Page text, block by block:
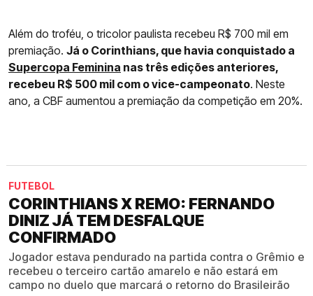
Além do troféu, o tricolor paulista recebeu R$ 700 mil em
premiação. Já o Corinthians, que havia conquistado a
Supercopa Feminina nas três edições anteriores,
recebeu R$ 500 mil com o vice-campeonato. Neste
ano, a CBF aumentou a premiação da competição em 20%.
FUTEBOL
CORINTHIANS X REMO: FERNANDO
DINIZ JÁ TEM DESFALQUE
CONFIRMADO
Jogador estava pendurado na partida contra o Grêmio e
recebeu o terceiro cartão amarelo e não estará em
campo no duelo que marcará o retorno do Brasileirão